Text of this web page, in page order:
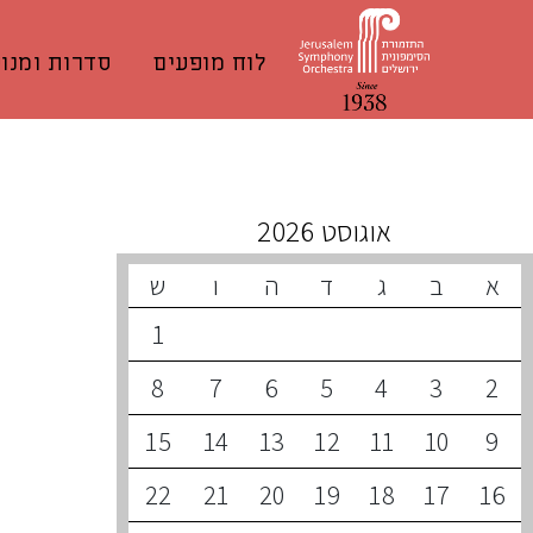
לוח מופעים סדרות
אוגוסט 2026
א ב ג ד ה ו
ש
1
2
3
4
5
6
7
8
9
10
11
12
13
14
15
16
17
18
19
20
21
22